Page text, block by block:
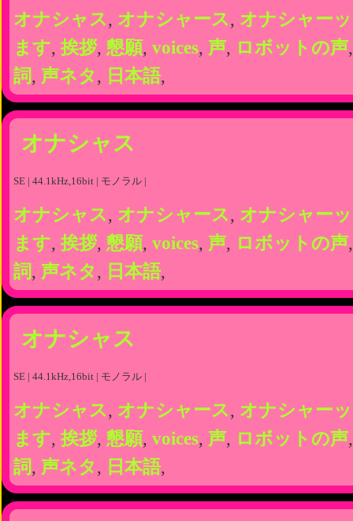
オナシャス, オナシャース, オナシャー
ます, 挨拶, 懇願, voices, 声, ロボットの声
詞, 声ネタ , 日本語,
オナシャス
SE | 44.1kHz,16bit | モノラル |
オナシャス, オナシャース, オナシャー
ます, 挨拶, 懇願, voices, 声, ロボットの声
詞, 声ネタ , 日本語,
オナシャス
SE | 44.1kHz,16bit | モノラル |
オナシャス, オナシャース, オナシャー
ます, 挨拶, 懇願, voices, 声, ロボットの声
詞, 声ネタ , 日本語,